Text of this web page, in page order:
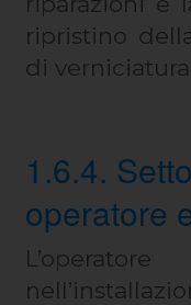
ripristino
di
1.6.4.
operatore